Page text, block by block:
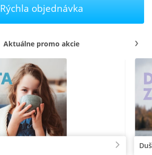
Rýchla objednávka
Aktuálne promo akcie